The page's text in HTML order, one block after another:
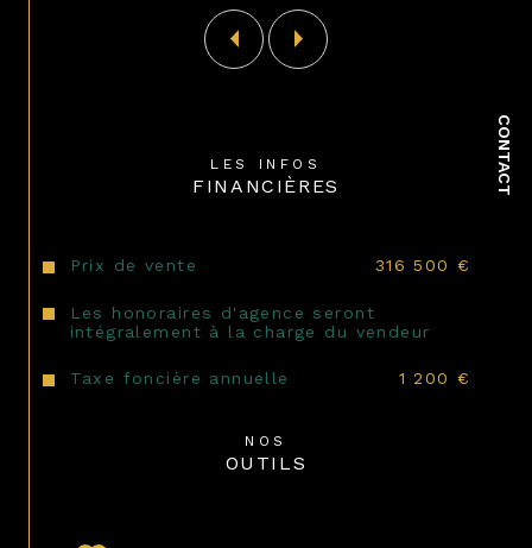
CONTACT
visite et étudier ensemble les
possibilités offertes par cette maison.
LES INFOS
FINANCIÈRES
Prix de vente 316 500 €
Les honoraires d'agence seront
intégralement à la charge du vendeur
Taxe foncière annuelle 1 200 €
NOS
OUTILS